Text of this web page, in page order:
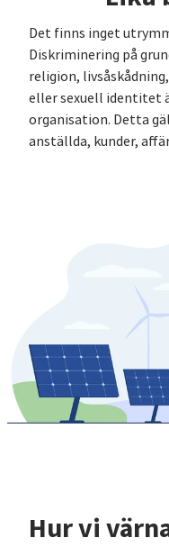
Det finns inget
Diskriminering på
religion,
eller sexuell identitet
organisation. Detta
anställda, kunder,
Hur vi